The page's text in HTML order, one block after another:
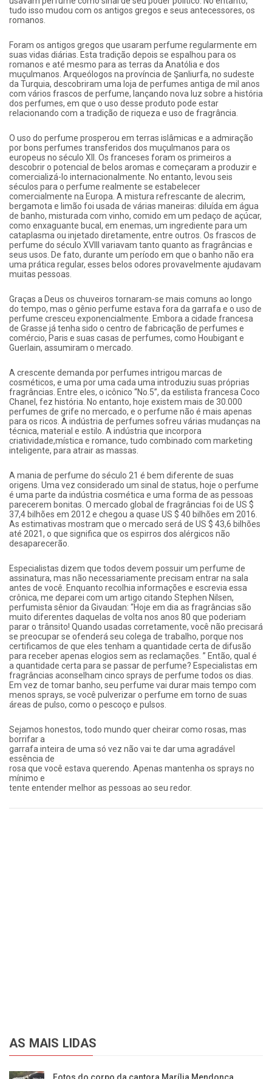
tudo isso mudou com os antigos gregos e seus antecessores, os
romanos.
Foram os antigos gregos que usaram perfume regularmente em
suas vidas diárias. Esta tradição depois se espalhou para os
romanos e até mesmo para as terras da Anatólia e dos
muçulmanos. Arqueólogos na província de Şanliurfa, no sudeste
da Turquia, descobriram uma loja de perfumes antiga de mil anos
com vários frascos de perfume, lançando nova luz sobre a história
dos perfumes, em que o uso desse produto pode estar
relacionando com a tradição de riqueza e uso de fragrância.
O uso do perfume prosperou em terras islâmicas e a admiração
por bons perfumes transferidos dos muçulmanos para os
europeus no século XII. Os franceses foram os primeiros a
descobrir o potencial de belos aromas e começaram a produzir e
comercializá-lo internacionalmente. No entanto, levou seis
séculos para o perfume realmente se estabelecer
comercialmente na Europa. A mistura refrescante de alecrim,
bergamota e limão foi usada de várias maneiras: diluída em água
de banho, misturada com vinho, comido em um pedaço de açúcar,
como enxaguante bucal, em enemas, um ingrediente para um
cataplasma ou injetado diretamente, entre outros. Os frascos de
perfume do século XVIII variavam tanto quanto as fragrâncias e
seus usos. De fato, durante um período em que o banho não era
uma prática regular, esses belos odores provavelmente ajudavam
muitas pessoas.
Graças a Deus os chuveiros tornaram-se mais comuns ao longo
do tempo, mas o gênio perfume estava fora da garrafa e o uso de
perfume cresceu exponencialmente. Embora a cidade francesa
de Grasse já tenha sido o centro de fabricação de perfumes e
comércio, Paris e suas casas de perfumes, como Houbigant e
Guerlain, assumiram o mercado.
A crescente demanda por perfumes intrigou marcas de
cosméticos, e uma por uma cada uma introduziu suas próprias
fragrâncias. Entre eles, o icônico “No.5”, da estilista francesa Coco
Chanel, fez história. No entanto, hoje existem mais de 30.000
perfumes de grife no mercado, e o perfume não é mais apenas
para os ricos. A indústria de perfumes sofreu várias mudanças na
técnica, material e estilo. A indústria que incorpora
criatividade,mística e romance, tudo combinado com marketing
inteligente, para atrair as massas.
A mania de perfume do século 21 é bem diferente de suas
origens. Uma vez considerado um sinal de status, hoje o perfume
é uma parte da indústria cosmética e uma forma de as pessoas
parecerem bonitas. O mercado global de fragrâncias foi de US $
37,4 bilhões em 2012 e chegou a quase US $ 40 bilhões em 2016.
As estimativas mostram que o mercado será de US $ 43,6 bilhões
até 2021, o que significa que os espirros dos alérgicos não
desaparecerão.
Especialistas dizem que todos devem possuir um perfume de
assinatura, mas não necessariamente precisam entrar na sala
antes de você. Enquanto recolhia informações e escrevia essa
crônica, me deparei com um artigo citando Stephen Nilsen,
perfumista sênior da Givaudan: “Hoje em dia as fragrâncias são
muito diferentes daquelas de volta nos anos 80 que poderiam
parar o trânsito! Quando usadas corretamente, você não precisará
se preocupar se ofenderá seu colega de trabalho, porque nos
certificamos de que eles tenham a quantidade certa de difusão
para receber apenas elogios sem as reclamações. ” Então, qual é
a quantidade certa para se passar de perfume? Especialistas em
fragrâncias aconselham cinco sprays de perfume todos os dias.
Em vez de tomar banho, seu perfume vai durar mais tempo com
menos sprays, se você pulverizar o perfume em torno de suas
áreas de pulso, como o pescoço e pulsos.
Sejamos honestos, todo mundo quer cheirar como rosas, mas
borrifar a
garrafa inteira de uma só vez não vai te dar uma agradável
essência de
rosa que você estava querendo. Apenas mantenha os sprays no
mínimo e
tente entender melhor as pessoas ao seu redor.​
AS MAIS LIDAS